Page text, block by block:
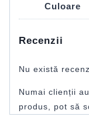
Culoare
Recenzii
Nu există
Numai clienții
produs, pot să